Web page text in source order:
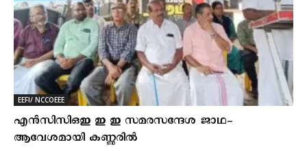
EEFI/ NCCOEEE
എന്‍സിസിഒഇ ഇ ഇ സമരസന്ദേശ ജാഥ-
ആവേശമായി കണ്ണുരില്‍